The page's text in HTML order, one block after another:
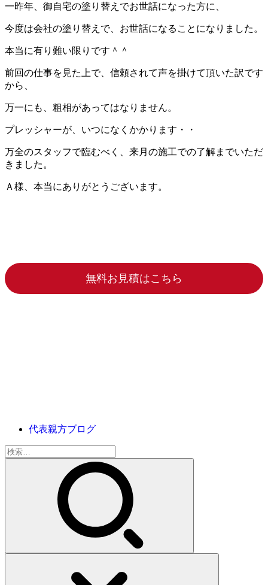
一昨年、御自宅の塗り替えでお世話になった方に、
今度は会社の塗り替えで、お世話になることになりました。
本当に有り難い限りです＾＾
前回の仕事を見た上で、信頼されて声を掛けて頂いた訳です
から、
万一にも、粗相があってはなりません。
プレッシャーが、いつになくかかります・・
万全のスタッフで臨むべく、来月の施工での了解までいただ
きました。
Ａ様、本当にありがとうございます。
無料お見積はこちら
代表親方ブログ
検
索: